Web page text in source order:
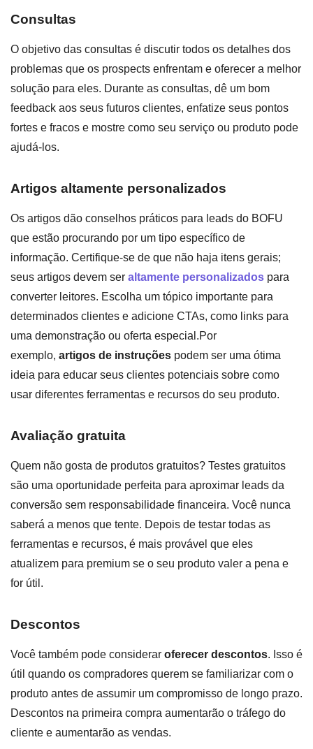
Consultas
O objetivo das consultas é discutir todos os detalhes dos
problemas que os prospects enfrentam e oferecer a melhor
solução para eles. Durante as consultas, dê um bom
feedback aos seus futuros clientes, enfatize seus pontos
fortes e fracos e mostre como seu serviço ou produto pode
ajudá-los.
Artigos altamente personalizados
Os artigos dão conselhos práticos para leads do BOFU
que estão procurando por um tipo específico de
informação. Certifique-se de que não haja itens gerais;
seus artigos devem seraltamente personalizados para
converter leitores. Escolha um tópico importante para
determinados clientes e adicione CTAs, como links para
uma demonstração ou oferta especial.Por
exemplo, artigos de instruções podem ser uma ótima
ideia para educar seus clientes potenciais sobre como
usar diferentes ferramentas e recursos do seu produto.
Avaliação gratuita
Quem não gosta de produtos gratuitos? Testes gratuitos
são uma oportunidade perfeita para aproximar leads da
conversão sem responsabilidade financeira. Você nunca
saberá a menos que tente. Depois de testar todas as
ferramentas e recursos, é mais provável que eles
atualizem para premium se o seu produto valer a pena e
for útil.
Descontos
Você também pode consideraroferecer descontos. Isso é
útil quando os compradores querem se familiarizar com o
produto antes de assumir um compromisso de longo prazo.
Descontos na primeira compra aumentarão o tráfego do
cliente e aumentarão as vendas.